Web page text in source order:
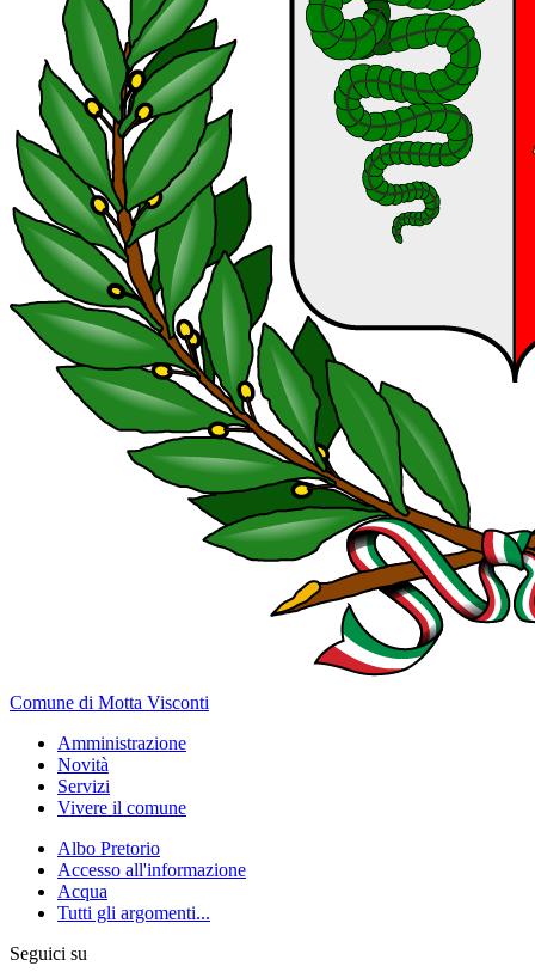
Comune di Motta Visconti
Amministrazione
Novità
Servizi
Vivere il comune
Albo Pretorio
Accesso all'informazione
Acqua
Tutti gli argomenti...
Seguici su